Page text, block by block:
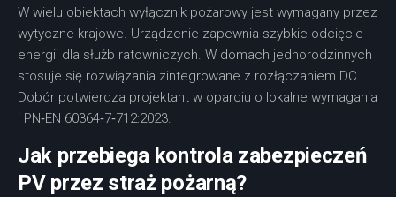
W wielu obiektach wyłącznik pożarowy jest wymagany przez
wytyczne krajowe. Urządzenie zapewnia szybkie odcięcie
energii dla służb ratowniczych. W domach jednorodzinnych
stosuje się rozwiązania zintegrowane z rozłączaniem DC.
Dobór potwierdza projektant w oparciu o lokalne wymagania
i PN‑EN 60364‑7‑712:2023.
Jak przebiega kontrola zabezpieczeń
PV przez straż pożarną?